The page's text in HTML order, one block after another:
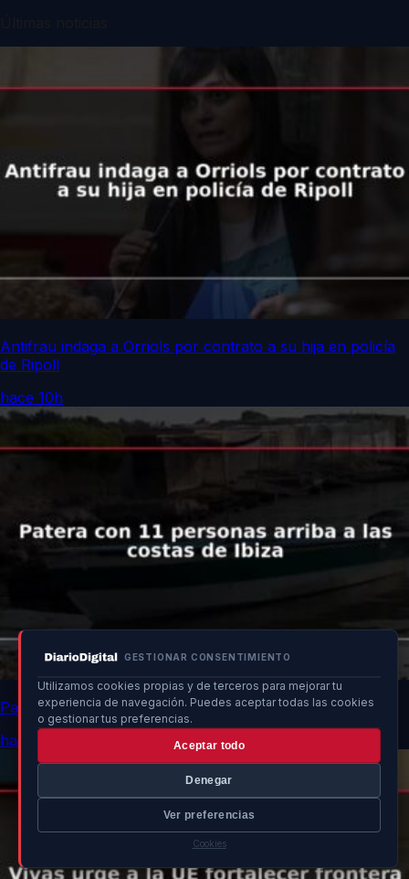
GESTIONAR CONSENTIMIENTO
Utilizamos cookies propias y de terceros para mejorar tu
experiencia de navegación. Puedes aceptar todas las cookies
o gestionar tus preferencias.
Aceptar todo
Denegar
Ver preferencias
Cookies
Antifrau indaga a Orriols por contrato a su hija en policía
de Ripoll
hace 10h
Patera con 11 personas arriba a las costas de Ibiza
hace 10h